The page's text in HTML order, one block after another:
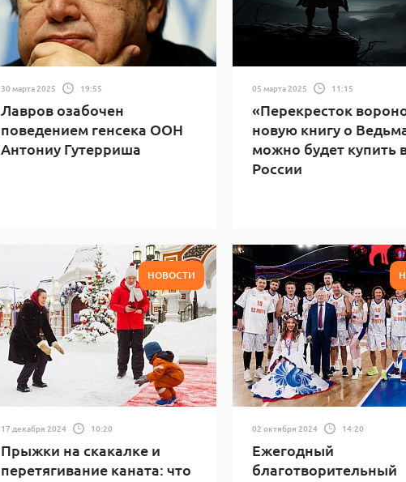
30 марта 2025 19:55
Лавров озабочен
поведением генсека ООН
Антониу Гутерриша
05 марта 2025 11:15
«Перекресток
новую книгу о
можно будет купить
России
НОВОСТИ
17 декабря 2024 10:20
Прыжки на скакалке и
перетягивание каната: что
02 октября 2024 14:20
Ежегодный
благотворительный